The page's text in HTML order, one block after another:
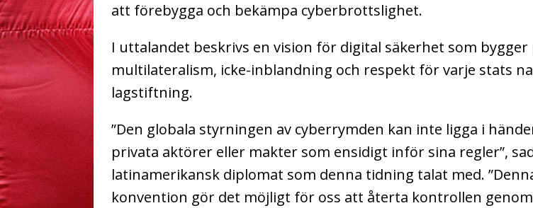
att förebygga och bekämpa cyberbrottslighet.
I uttalandet beskrivs en vision för digital säkerhet som bygger
multilateralism, icke-inblandning och respekt för varje stats
lagstiftning.
”Den globala styrningen av cyberrymden kan inte ligga i
privata aktörer eller makter som ensidigt inför sina regler”,
latinamerikansk diplomat som denna tidning talat med.
konvention gör det möjligt för oss att återta kontrollen